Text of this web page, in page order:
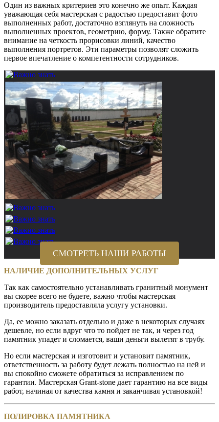
Один из важных критериев это конечно же опыт. Каждая
уважающая себя мастерская с радостью предоставит фото
выполненных работ, достаточно взглянуть на сложность
выполненных проектов, геометрию, форму. Также обратите
внимание на четкость прорисовки линий, качество
выполнения портретов. Эти параметры позволят сложить
первое впечатление о компетентности сотрудников.
СМОТРЕТЬ НАШИ РАБОТЫ
НАЛИЧИЕ ДОПОЛНИТЕЛЬНЫХ УСЛУГ
Так как самостоятельно устанавливать гранитный монумент
вы скорее всего не будете, важно чтобы мастерская
производитель предоставляла услугу установки.
Да, ее можно заказать отдельно и даже в некоторых случаях
дешевле, но если вдруг что то пойдет не так, и через год
памятник упадет и сломается, ваши деньги вылетят в трубу.
Но если мастерская и изготовит и установит памятник,
ответственность за работу будет лежать полностью на ней и
вы спокойно сможете обратиться за исправлением по
гарантии. Мастерская Grant-stone дает гарантию на все виды
работ, начиная от качества камня и заканчивая установкой!
ПОЛИРОВКА ПАМЯТНИКА